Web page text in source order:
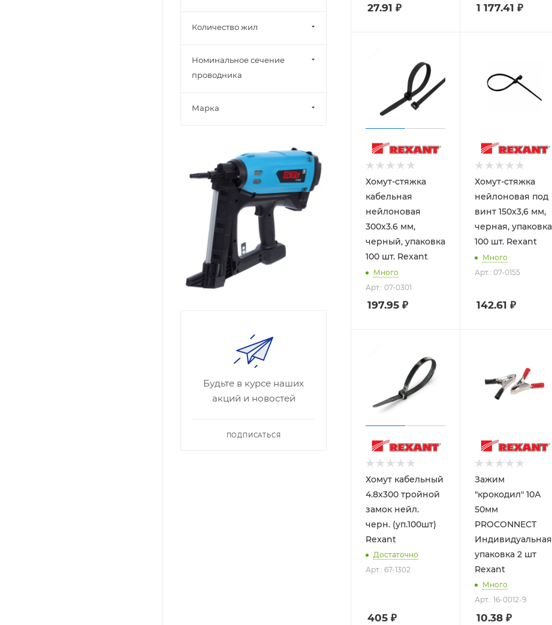
27.91 ₽ 1 177.41 ₽
Хомут-стяжка
кабельная
нейлоновая
300x3.6 мм,
черный, упаковка
100 шт. Rexant
Много
Арт.: 07-0301
197.95 ₽
Хомут-стяжка
нейлоновая под
винт 150x3,6 мм,
черная, упаковка
100 шт. Rexant
Много
Арт.: 07-0155
142.61 ₽
Хомут кабельный
4.8х300 тройной
замок нейл.
черн. (уп.100шт)
Rexant
Достаточно
Арт.: 67-1302
405 ₽
Зажим
"крокодил" 10А
50мм
PROCONNECT
Индивидуальная
упаковка 2 шт
Rexant
Много
Арт.: 16-0012-9
10.38 ₽
Количество жил
Номинальное сечение
проводника
Марка
Будьте в курсе наших
акций и новостей
ПОДПИСАТЬСЯ